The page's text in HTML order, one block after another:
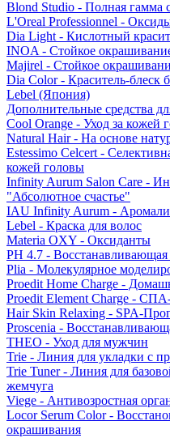
Blond Studio - Полная гамма
L'Oreal Professionnel -
Dia Light - Кислотный
INOA - Стойкое
Majirel - Стойкое
Dia Color - Краситель-блеск
Lebel (Япония)
Дополнительные средства
Cool Orange - Уход за кожей
Natural Hair - На основе
Estessimo Celcert -
кожей головы
Infinity Aurum Salon Care -
"Абсолютное счастье"
IAU Infinity Aurum -
Lebel - Краска для волос
Materia OXY - Оксиданты
PH 4.7 - Восстанавливающая
Plia - Молекулярное
Proedit Home Charge -
Proedit Element Charge -
Hair Skin Relaxing - SPA-
Proscenia -
THEO - Уход для мужчин
Trie - Линия для укладки с
Trie Tuner - Линия для
жемчуга
Viege - Антивозростная
Locor Serum Color -
окрашивания